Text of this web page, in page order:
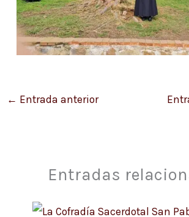
← Entrada anterior
Entradas